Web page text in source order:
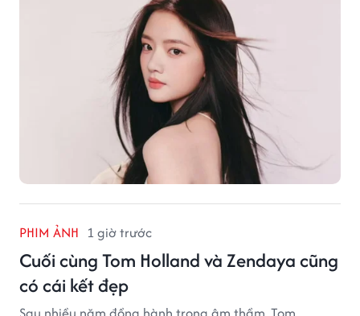
PHIM ẢNH 1 giờ trước
Cuối cùng Tom Holland và Zendaya cũng
có cái kết đẹp